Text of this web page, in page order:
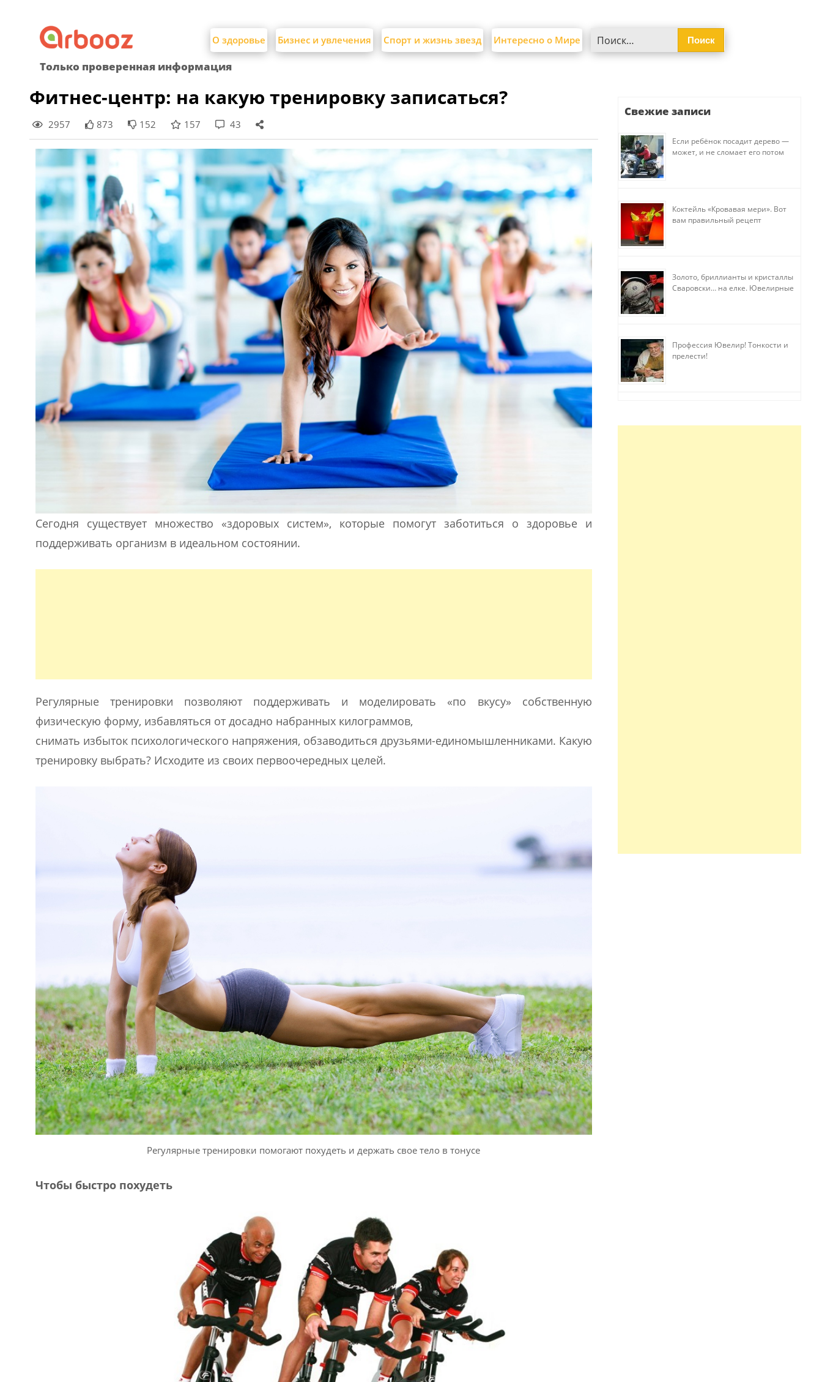
content
О здоровье Бизнес и увлечения Спорт и жизнь звезд Интересно о Мире
Только проверенная информация
Фитнес-центр: на какую тренировку записаться?
2957 873 152 157 43
Сегодня существует множество «здоровых систем», которые помогут заботиться о здоровье и
поддерживать организм в идеальном состоянии.
Регулярные тренировки позволяют поддерживать и моделировать «по вкусу» собственную
физическую форму, избавляться от досадно набранных килограммов,
снимать избыток психологического напряжения, обзаводиться друзьями-единомышленниками. Какую
тренировку выбрать? Исходите из своих первоочередных целей.
Регулярные тренировки помогают похудеть и держать свое тело в тонусе
Чтобы быстро похудеть
Свежие записи
Если ребёнок посадит дерево —
может, и не сломает его потом
Коктейль «Кровавая мери». Вот
вам правильный рецепт
Золото, бриллианты и кристаллы
Сваровски… на елке. Ювелирные
Профессия Ювелир! Тонкости и
прелести!